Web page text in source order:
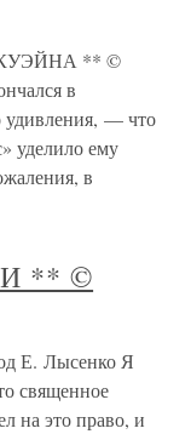
** ©
в
удивления, — что
уделило ему
в
** ©
Е. Лысенко Я
священное
на это право, и